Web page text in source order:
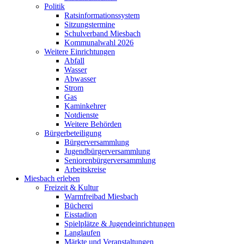
Politik
Ratsinformationssystem
Sitzungstermine
Schulverband Miesbach
Kommunalwahl 2026
Weitere Einrichtungen
Abfall
Wasser
Abwasser
Strom
Gas
Kaminkehrer
Notdienste
Weitere Behörden
Bürgerbeteiligung
Bürgerversammlung
Jugendbürgerversammlung
Seniorenbürgerversammlung
Arbeitskreise
Miesbach erleben
Freizeit & Kultur
Warmfreibad Miesbach
Bücherei
Eisstadion
Spielplätze & Jugendeinrichtungen
Langlaufen
Märkte und Veranstaltungen